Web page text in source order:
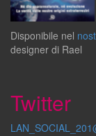
Disponibile nel
designer di Rael
Twitter